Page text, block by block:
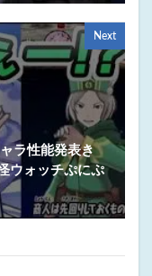
Next
ラ性能発表き
ウォッチぷにぷ